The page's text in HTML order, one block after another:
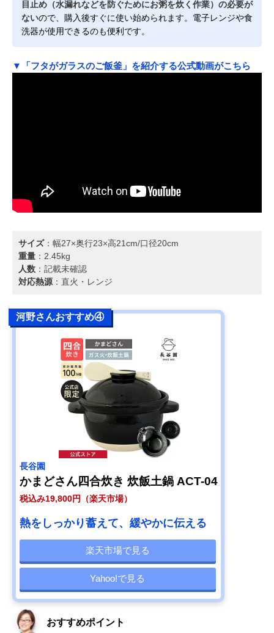
目止め（水漏れなどを防ぐためにお粥を炊く作業）の必要が
ないので、購入後すぐに使い始められます。電子レンジや食
洗器が使用できるのも便利です。
▼「フタがガラスのご飯釜」を紹介する公式動画がこちら
サイズ：幅27×奥行23×高21cm/口径20cm
重量 ：2.45kg
人数 ：記載未確認
対応熱源 ：直火・レンジ
河野さんおすすめ④
長谷園
かまどさん四合炊き 炊飯土鍋 ACT-04
税込み19,800円（楽天市場）
熱をしっかり蓄えて、緩やかに伝える
楽天市場で見る
Yahoo!で見る
おすすめポイント